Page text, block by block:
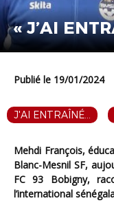
« J’AI
Publié le 19/01/2024
J'AI ENTRAÎNÉ...
Mehdi François, éducateur de Pape Gueye en préformation au
Blanc-Mesnil SF,
FC 93 Bobigny,
l’international